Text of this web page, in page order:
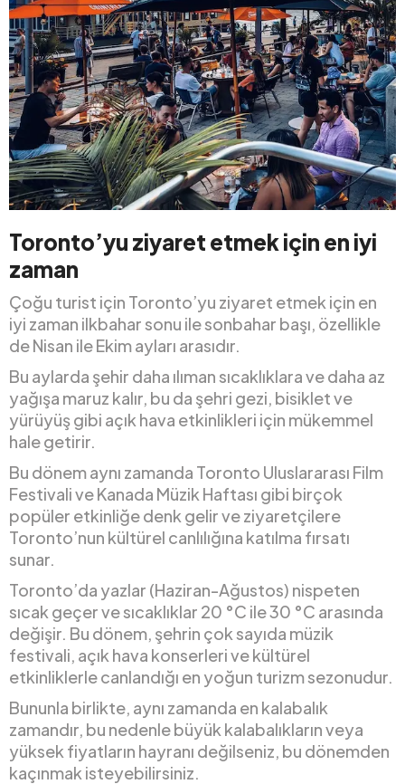
Toronto’yu ziyaret etmek için en iyi
zaman
Çoğu turist için Toronto’yu ziyaret etmek için en
iyi zaman ilkbahar sonu ile sonbahar başı, özellikle
de Nisan ile Ekim ayları arasıdır.
Bu aylarda şehir daha ılıman sıcaklıklara ve daha az
yağışa maruz kalır, bu da şehri gezi, bisiklet ve
yürüyüş gibi açık hava etkinlikleri için mükemmel
hale getirir.
Bu dönem aynı zamanda Toronto Uluslararası Film
Festivali ve Kanada Müzik Haftası gibi birçok
popüler etkinliğe denk gelir ve ziyaretçilere
Toronto’nun kültürel canlılığına katılma fırsatı
sunar.
Toronto’da yazlar (Haziran-Ağustos) nispeten
sıcak geçer ve sıcaklıklar 20 °C ile 30 °C arasında
değişir. Bu dönem, şehrin çok sayıda müzik
festivali, açık hava konserleri ve kültürel
etkinliklerle canlandığı en yoğun turizm sezonudur.
Bununla birlikte, aynı zamanda en kalabalık
zamandır, bu nedenle büyük kalabalıkların veya
yüksek fiyatların hayranı değilseniz, bu dönemden
kaçınmak isteyebilirsiniz.